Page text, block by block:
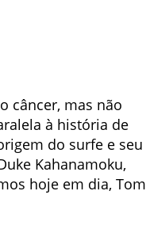
câncer, mas não
à história de
do surfe e seu
Kahanamoku,
hoje em dia, Tom